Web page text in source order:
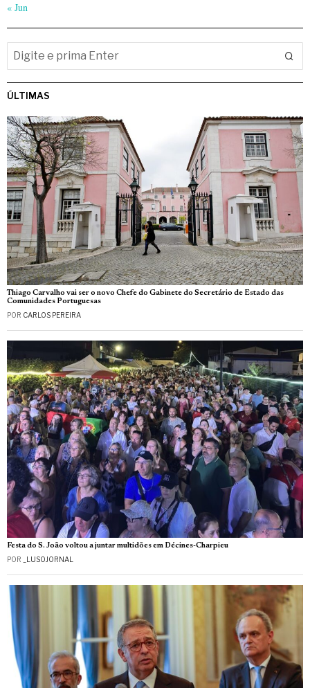
« Jun
ÚLTIMAS
Thiago Carvalho vai ser o novo Chefe do Gabinete do Secretário de Estado das
Comunidades Portuguesas
POR CARLOS PEREIRA
Festa do S. João voltou a juntar multidões em Décines-Charpieu
POR _LUSOJORNAL